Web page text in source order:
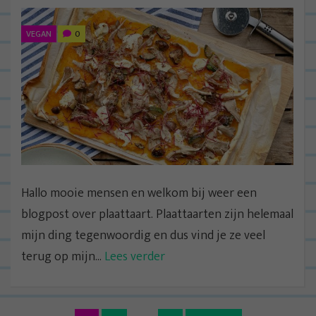
VEGAN 0
Hallo mooie mensen en welkom bij weer een
blogpost over plaattaart. Plaattaarten zijn helemaal
mijn ding tegenwoordig en dus vind je ze veel
terug op mijn... Lees verder